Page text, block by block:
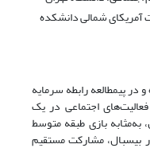
آمریکای شمالی دانشکده
پیمطالعه رابطه سرمایه
اجتماعی در یک
بازی طبقه متوسط
بیسبال، مشارکت مستقیم